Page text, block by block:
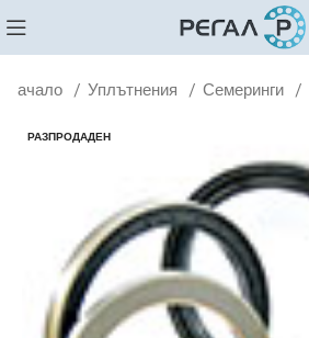
Начало Уплътнения Семеринги
РАЗПРОДАДЕН